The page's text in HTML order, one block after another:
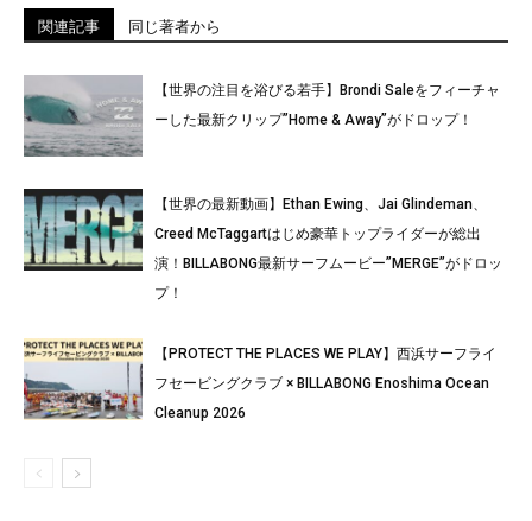
関連記事 同じ著者から
【世界の注目を浴びる若手】Brondi Saleをフィーチャ
ーした最新クリップ”Home & Away”がドロップ！
【世界の最新動画】Ethan Ewing、Jai Glindeman、
Creed McTaggartはじめ豪華トップライダーが総出
演！BILLABONG最新サーフムービー”MERGE”がドロッ
プ！
【PROTECT THE PLACES WE PLAY】西浜サーフライ
フセービングクラブ × BILLABONG Enoshima Ocean
Cleanup 2026